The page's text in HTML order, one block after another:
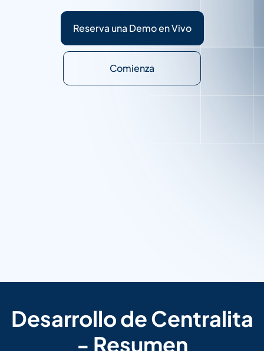
Reserva una Demo en Vivo
Comienza
Desarrollo de Centralita
- Resumen